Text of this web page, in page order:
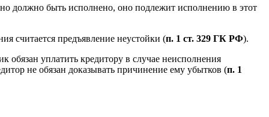
должно быть исполнено, оно подлежит исполнению в этот
считается предъявление неустойки (п. 1 ст. 329 ГК РФ).
уплатить кредитору в случае неисполнения
не обязан доказывать причинение ему убытков (п. 1